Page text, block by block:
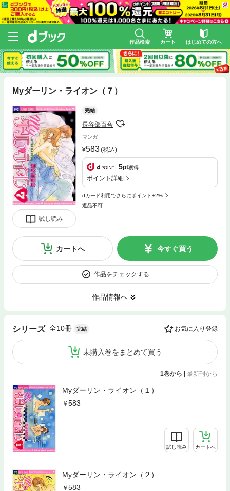
作品検索 カート はじめての方へ
Myダーリン・ライオン（７）
試し読み
完結
長谷部百合
マンガ
583(税込)
5pt獲得
ポイント詳細
dカード利用でさらにポイント+2%
返品不可
カートへ 今すぐ買う
作品をチェックする
作品情報へ
シリーズ 全10冊 完結 お気に入り登録
未購入巻をまとめて買う
1巻から | 最新刊から
Myダーリン・ライオン（１）
583
試し読み カートへ
Myダーリン・ライオン（２）
583